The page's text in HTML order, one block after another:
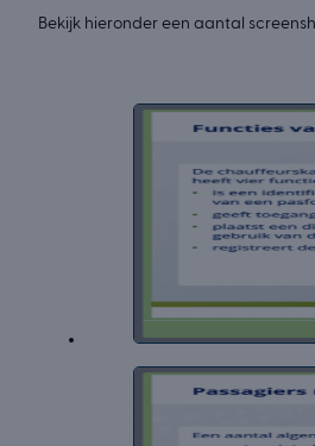
Bekijk hieronder een aantal